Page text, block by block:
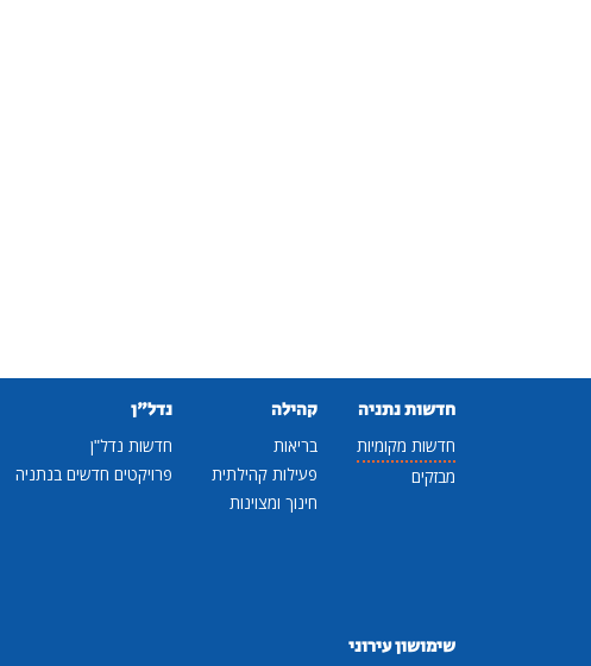
חדשות נתניה
חדשות מקומיות
מבזקים
קהילה
בריאות
פעילות קהילתית
חינוך ומצוינות
נדל"ן
חדשות נדל"ן
פרויקטים חדשים בנתניה
שימושון עירוני